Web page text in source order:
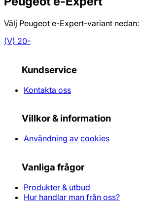
Välj Peugeot e-Expert-variant nedan:
(V) 20-
Kundservice
Kontakta oss
Villkor & information
Användning av cookies
Vanliga frågor
Produkter & utbud
Hur handlar man från oss?